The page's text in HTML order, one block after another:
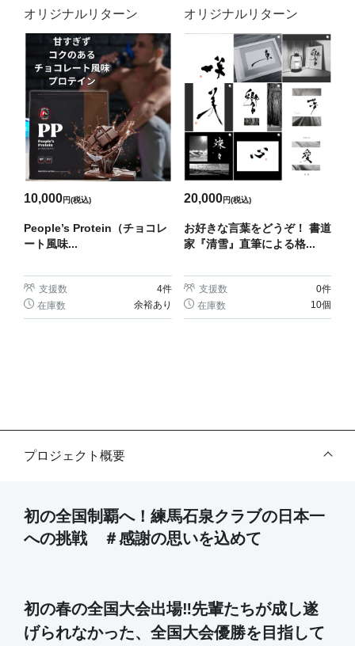
オリジナルリターン
10,000円(税込)
People’s Protein（チョコレ
ート風味...
支援数 4件
在庫数
余裕あり
オリジナルリターン
20,000円(税込)
お好きな言葉をどうぞ！ 書道
家『清雪』直筆による格...
支援数 0件
在庫数
10個
プロジェクト概要
初の全国制覇へ！練馬石泉クラブの日本一
への挑戦 ＃感謝の思いを込めて
初の春の全国大会出場‼先輩たちが成し遂
げられなかった、全国大会優勝を目指して